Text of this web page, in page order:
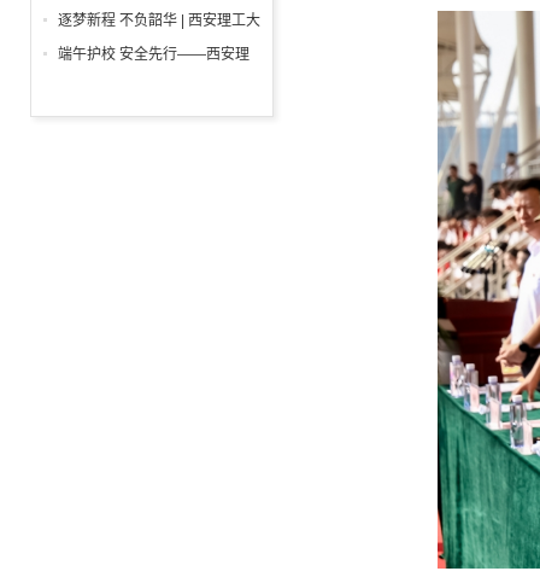
题宣教活动
安校园 ——西安理工大学高科
学院开展消防安全专项检查
逐梦新程 不负韶华 | 西安理工大
学高科学院2026届毕业典礼暨
端午护校 安全先行——西安理
项培训